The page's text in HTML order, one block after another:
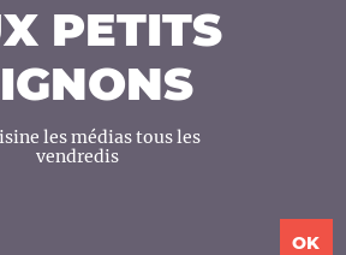
PETITS
les médias tous les
vendredis